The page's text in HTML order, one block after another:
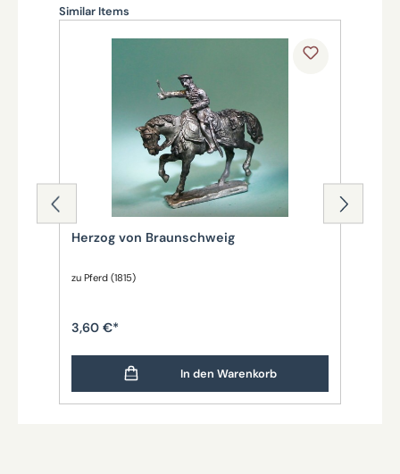
Produktgalerie überspringen
Similar Items
Herzog von Braunschweig
zu Pferd (1815)
3,60 €*
In den Warenkorb